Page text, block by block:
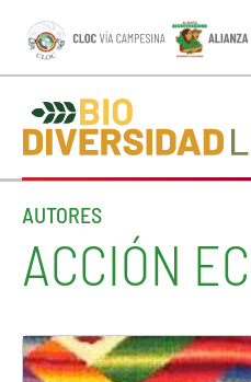
AUTORES
ACCIÓN